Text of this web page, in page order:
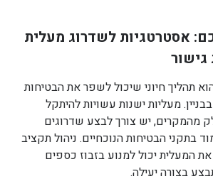
אסטרטגיות לשדרוג מעלית
תהליך חיוני שיכול לשפר את הבטיחות
מעליות ישנות עשויות להיתקל
מהמקרים, יש צורך לבצע שדרוגים
בתקני הבטיחות הנוכחיים. ניהול תקציב
המעלית יכול למנוע בזבוז כספים
בצורה יעילה.